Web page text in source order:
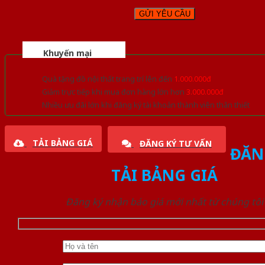
Khuyến mại
Quà tặng đồ nội thất trang trí lên đến 1.000.000đ
Giảm trực tiếp khi mua đơn hàng lớn hơn 3.000.000đ
Nhiều ưu đãi lớn khi đăng ký tài khoản thành viên thân thiết
TẢI BẢNG GIÁ ĐĂNG KÝ TƯ VẤN
TẢI BẢNG GIÁ
Đăng ký nhận báo giá mới nhất từ chúng tôi